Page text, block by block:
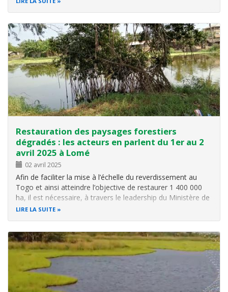
Restauration des paysages forestiers
dégradés : les acteurs en parlent du 1er au 2
avril 2025 à Lomé
02 avril 2025
Afin de faciliter la mise à l’échelle du reverdissement au
Togo et ainsi atteindre l’objective de restaurer 1 400 000
ha, il est nécessaire, à travers le leadership du Ministère de
l’Environnement et des Ressources Forestières, de réunir
LIRE LA SUITE